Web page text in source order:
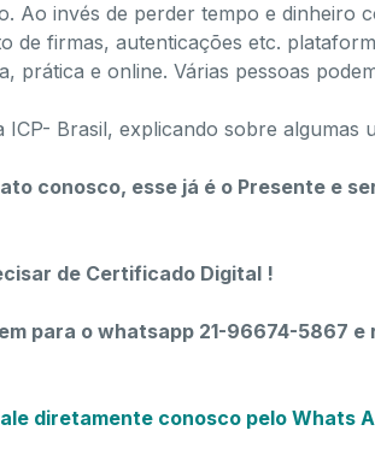
Ao invés de perder tempo e dinheiro
de firmas, autenticações etc.
prática e online.​ Várias pessoas
ICP- Brasil, explicando sobre algumas
conosco, esse já é o Presente e
de Certificado Digital !
para o whatsapp 21-96674-5867
diretamente conosco pelo Whats